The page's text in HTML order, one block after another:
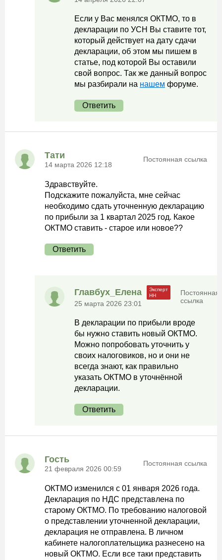
Если у Вас менялся ОКТМО, то в
декларации по УСН Вы ставите тот,
который действует на дату сдачи
декларации, об этом мы пишем в
статье, под которой Вы оставили
свой вопрос. Так же данный вопрос
мы разбирали на нашем форуме.
Ответить
Тати
14 марта 2026 12:18
Постоянная ссылка
Здравствуйте.
Подскажите пожалуйста, мне сейчас
необходимо сдать уточненную декларацию
по прибыли за 1 квартал 2025 год. Какое
ОКТМО ставить - старое или новое??
Ответить
Главбух_Елена
25 марта 2026 23:01
Постоянная
ссылка
В декларации по прибыли вроде
бы нужно ставить новый ОКТМО.
Можно попробовать уточнить у
своих налоговиков, но и они не
всегда знают, как правильно
указать ОКТМО в уточнённой
декларации.
Ответить
Гость
21 февраля 2026 00:59
Постоянная ссылка
ОКТМО изменился с 01 января 2026 года.
Декларация по НДС представлена по
старому ОКТМО. По требованию налоговой
о представлении уточненной декларации,
декларация не отправлена. В личном
кабинете налогоплательщика разнесено на
новый ОКТМО. Если все таки представить